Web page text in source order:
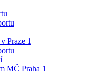
Praze 1
MČ Praha 1